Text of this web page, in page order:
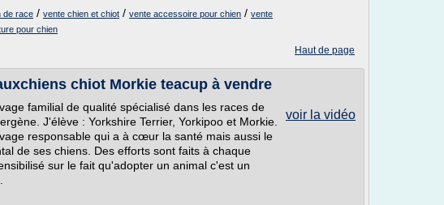
de race / vente chien et chiot / vente accessoire pour chien / vente
pour chien
Haut de page
chiot Morkie teacup à vendre
voir la vidéo
familial de qualité spécialisé dans les races de
J'élève : Yorkshire Terrier, Yorkipoo et Morkie.
responsable qui a à cœur la santé mais aussi le
de ses chiens. Des efforts sont faits à chaque
sur le fait qu'adopter un animal c'est un